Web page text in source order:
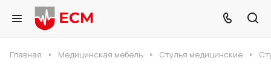
Главная Медицинская мебель Стулья медицинские